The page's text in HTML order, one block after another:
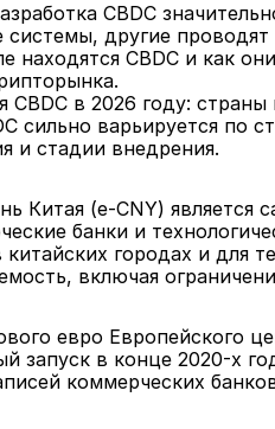
CBDC
другие
находятся CBDC и как
CBDC в 2026 году:
сильно варьируется по
и стадии внедрения.
Китая (e-CNY) является
банки и
китайских городах и для
включая
евро Европейского
запуск в конце 2020-х
коммерческих